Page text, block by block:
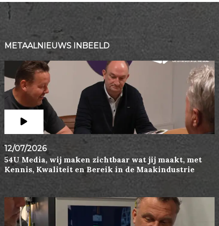
METAALNIEUWS INBEELD
12/07/2026
54U Media, wij maken zichtbaar wat jij maakt, met
Kennis, Kwaliteit en Bereik in de Maakindustrie